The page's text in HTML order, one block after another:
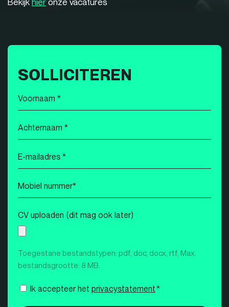
Bekijk hier onze vacatures
SOLLICITEREN
Voornaam
*
Achternaam
*
E-
mailadres
*
Mobiel
nummer
*
CV uploaden (dit mag ook later)
Toegestane bestandstypen: pdf, doc, docx, rtf, Max.
bestandsgrootte: 8 MB.
Instemming
Ik accepteer het privacystatement*